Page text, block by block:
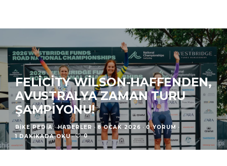
FELICITY WILSON-HAFFENDEN,
AVUSTRALYA ZAMAN TURU
ŞAMPIYONU!
BIKE PEDIA · HABERLER · 8 OCAK 2026 · 0 YORUM ·
1 DAKIKADA OKU · 0